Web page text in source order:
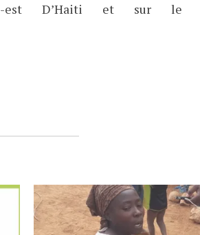
est D’Haiti et sur le